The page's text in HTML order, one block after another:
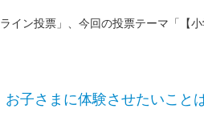
イン投票」、今回の投票テーマ「【
お子さまに体験させたいこと